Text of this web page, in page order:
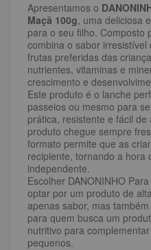
Apresentamos o
Maçã 100g, uma deliciosa
para o seu filho. Composto
combina o sabor
frutas preferidas das
nutrientes, vitaminas e
crescimento e
Este produto é o lanche
passeios ou mesmo para
prática, resistente e fácil
produto chegue sempre
formato permite que as
recipiente, tornando a hora
independente.
Escolher DANONINHO
optar por um produto de
apenas sabor, mas
para quem busca um
nutritivo para
pequenos.